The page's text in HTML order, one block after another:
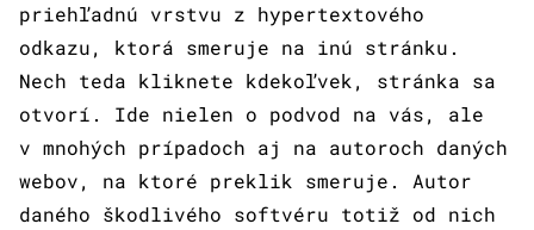
priehľadnú vrstvu z hypertextového
odkazu, ktorá smeruje na inú stránku.
Nech teda kliknete kdekoľvek, stránka sa
otvorí. Ide nielen o podvod na vás, ale
v mnohých prípadoch aj na autoroch daných
webov, na ktoré preklik smeruje. Autor
daného škodlivého softvéru totiž od nich